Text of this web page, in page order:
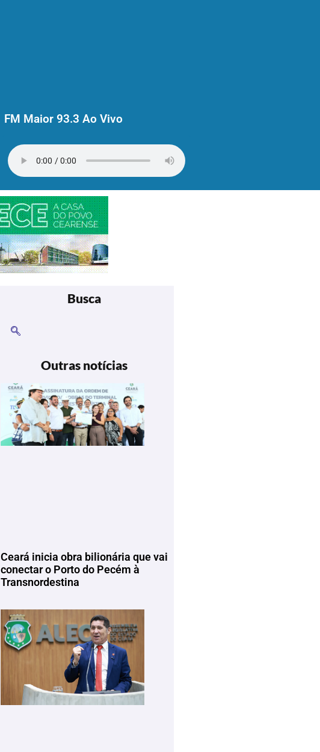
FM Maior 93.3 Ao Vivo
Busca
Outras notícias
Ceará inicia obra bilionária que vai
conectar o Porto do Pecém à
Transnordestina